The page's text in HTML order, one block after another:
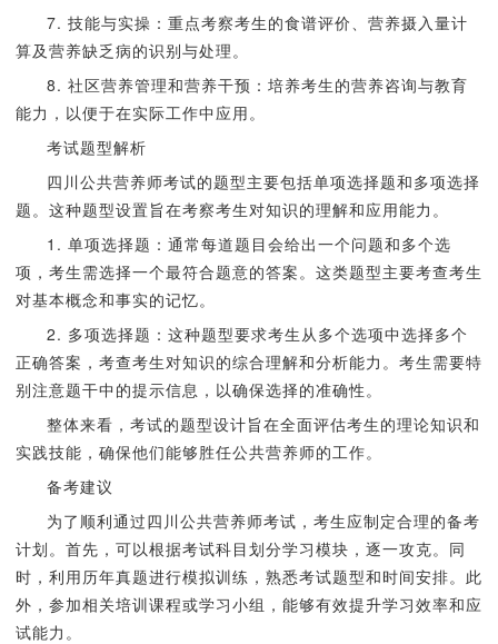
7. 技能与实操：重点考察考生的食谱评价、营养摄入量计
算及营养缺乏病的识别与处理。
8. 社区营养管理和营养干预：培养考生的营养咨询与教育
能力，以便于在实际工作中应用。
考试题型解析
四川公共营养师考试的题型主要包括单项选择题和多项选择
题。这种题型设置旨在考察考生对知识的理解和应用能力。
1. 单项选择题：通常每道题目会给出一个问题和多个选
项，考生需选择一个最符合题意的答案。这类题型主要考查考生
对基本概念和事实的记忆。
2. 多项选择题：这种题型要求考生从多个选项中选择多个
正确答案，考查考生对知识的综合理解和分析能力。考生需要特
别注意题干中的提示信息，以确保选择的准确性。
整体来看，考试的题型设计旨在全面评估考生的理论知识和
实践技能，确保他们能够胜任公共营养师的工作。
备考建议
为了顺利通过四川公共营养师考试，考生应制定合理的备考
计划。首先，可以根据考试科目划分学习模块，逐一攻克。同
时，利用历年真题进行模拟训练，熟悉考试题型和时间安排。此
外，参加相关培训课程或学习小组，能够有效提升学习效率和应
试能力。